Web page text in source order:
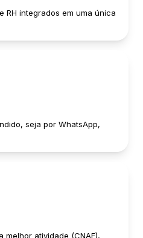
RH integrados em uma única
seja por WhatsApp,
melhor atividade (CNAE),